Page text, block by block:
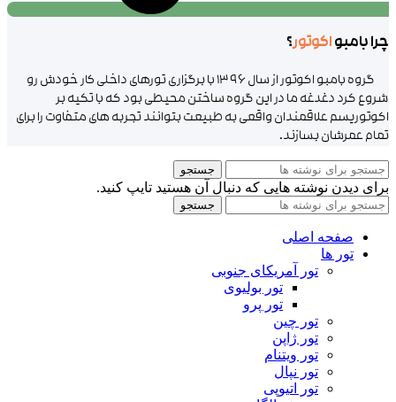
چرا بامبواکوتور؟
گروه بامبو اکوتور از سال ۱۳۹۶ با برگزاری تورهای داخلی کار خودش رو
شروع کرد دغدغه ما در این گروه ساختن محیطی بود که با تکیه بر
اکوتوریسم علاقمندان واقعی به طبیعت بتوانند تجربه های متفاوت را برای
تمام عمرشان بسازند.
جستجو
برای دیدن نوشته هایی که دنبال آن هستید تایپ کنید.
جستجو
صفحه اصلی
تور ها
تور آمریکای جنوبی
تور بولیوی
تور پرو
تور چین
تور ژاپن
تور ویتنام
تور نپال
تور اتیوپی